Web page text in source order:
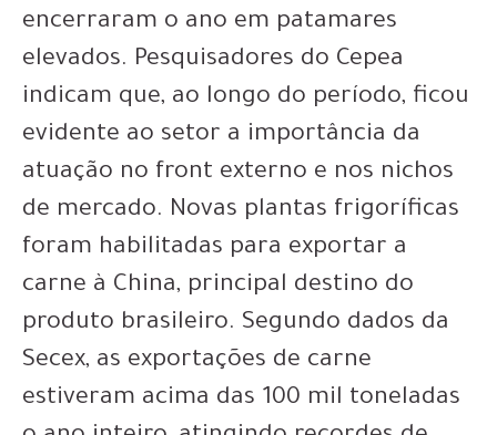
encerraram o ano em patamares
elevados. Pesquisadores do Cepea
indicam que, ao longo do período, ficou
evidente ao setor a importância da
atuação no front externo e nos nichos
de mercado. Novas plantas frigoríficas
foram habilitadas para exportar a
carne à China, principal destino do
produto brasileiro. Segundo dados da
Secex, as exportações de carne
estiveram acima das 100 mil toneladas